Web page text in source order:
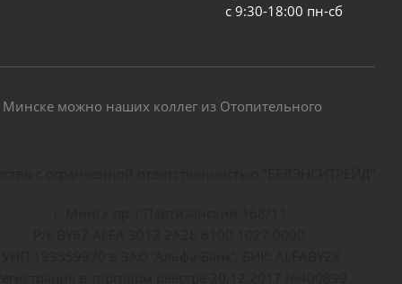
с 9:30-18:00 пн-сб
можно наших коллег из Отопительного